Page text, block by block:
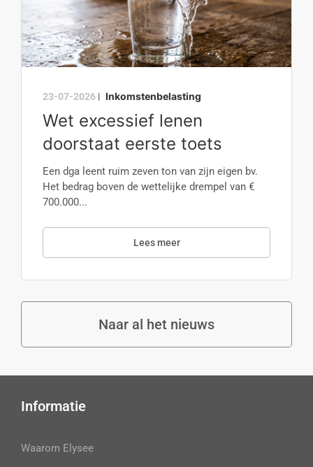
23-07-2026 | Inkomstenbelasting
Wet excessief lenen
doorstaat eerste toets
Een dga leent ruim zeven ton van zijn eigen bv.
Het bedrag boven de wettelijke drempel van €
700.000...
Lees meer
Naar al het nieuws
Informatie
Waarom Elysee